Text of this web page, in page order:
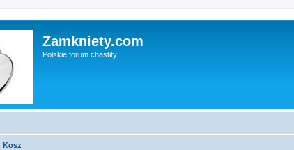
Zamkniety.com
Polskie forum chastity
Kosz